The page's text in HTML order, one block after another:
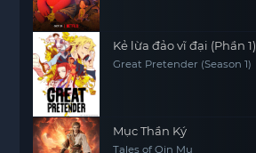
Kẻ lừa đảo vĩ đại (Phần 1)
Great Pretender (Season 1)
Mục Thần Ký
Tales of Qin Mu